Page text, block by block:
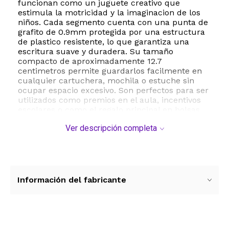
funcionan como un juguete creativo que
estimula la motricidad y la imaginacion de los
niños. Cada segmento cuenta con una punta de
grafito de 0.9mm protegida por una estructura
de plastico resistente, lo que garantiza una
escritura suave y duradera. Su tamaño
compacto de aproximadamente 12.7
centimetros permite guardarlos facilmente en
cualquier cartuchera, mochila o estuche sin
ocupar espacio excesivo. Son perfectos para ser
utilizados como premios en el aula, incentivos
eventos infantiles. La versatilidad de estos
materiales no toxicos y seguros, son aptos para
Ver descripción completa
Información del fabricante